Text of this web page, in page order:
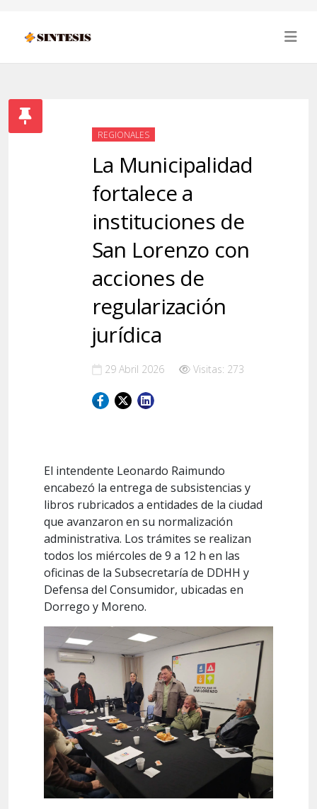
REGIONALES
La Municipalidad
fortalece a
instituciones de
San Lorenzo con
acciones de
regularización
jurídica
29 Abril 2026 Visitas: 273
El intendente Leonardo Raimundo
encabezó la entrega de subsistencias y
libros rubricados a entidades de la ciudad
que avanzaron en su normalización
administrativa. Los trámites se realizan
todos los miércoles de 9 a 12 h en las
oficinas de la Subsecretaría de DDHH y
Defensa del Consumidor, ubicadas en
Dorrego y Moreno.